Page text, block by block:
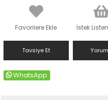
Favorilere Ekle İstek
Tavsiye Et
WhatsApp